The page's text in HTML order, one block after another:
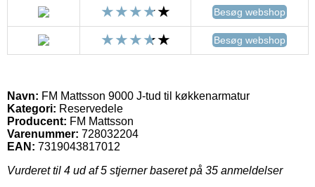
Besøg webshop
Besøg webshop
Navn: FM Mattsson 9000 J-tud til køkkenarmatur
Kategori: Reservedele
Producent: FM Mattsson
Varenummer: 728032204
EAN: 7319043817012
Vurderet til 4 ud af 5 stjerner baseret på 35 anmeldelser